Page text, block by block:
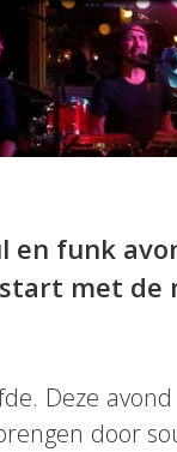
en funk
met de
Deze
door